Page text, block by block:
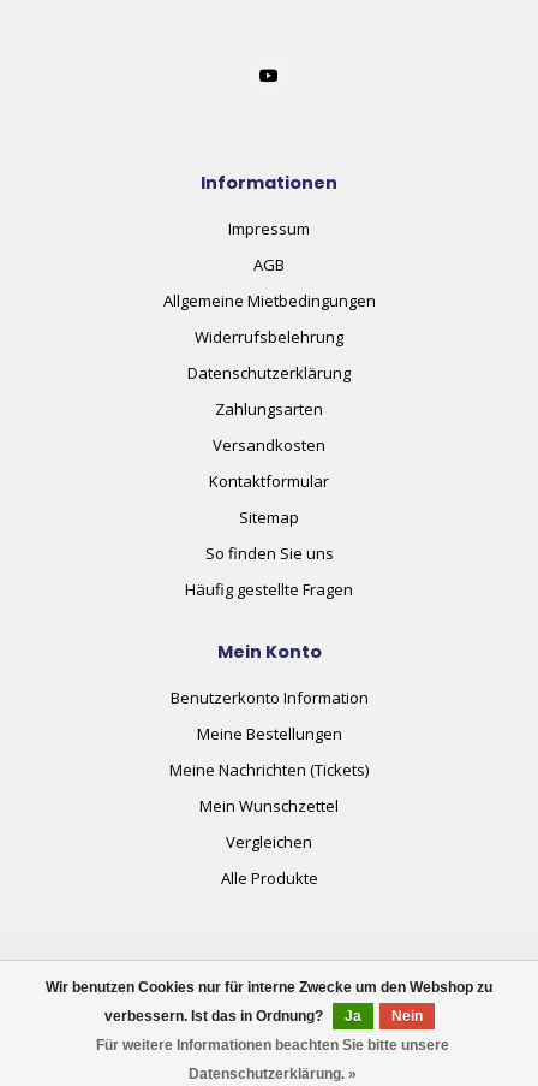
Wir benutzen Cookies nur für interne Zwecke um den Webshop zu
verbessern. Ist das in Ordnung?
Ja
Nein
Für weitere Informationen beachten Sie bitte unsere
Datenschutzerklärung. »
Informationen
Impressum
AGB
Allgemeine Mietbedingungen
Widerrufsbelehrung
Datenschutzerklärung
Zahlungsarten
Versandkosten
Kontaktformular
Sitemap
So finden Sie uns
Häufig gestellte Fragen
Mein Konto
Benutzerkonto Information
Meine Bestellungen
Meine Nachrichten (Tickets)
Mein Wunschzettel
Vergleichen
Alle Produkte
© Copyright 2026 plug+automate.swiss
FILTER